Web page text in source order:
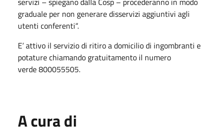
graduale per non generare disservizi aggiuntivi agli
utenti conferenti“.
E’ attivo il servizio di ritiro a domicilio di ingombranti e
potature chiamando gratuitamento il numero
verde 800055505.
A cura di